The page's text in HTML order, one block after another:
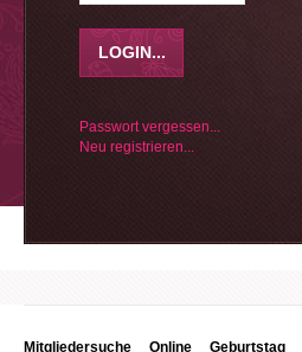
Passwort vergessen...
Neu registrieren...
Mitgliedersuche Online Geburtstag